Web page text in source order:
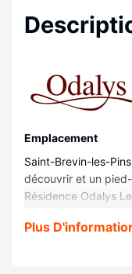
Emplacement
Saint-Brevin-les-
découvrir et un
Résidence Odalys
minutes à pied de
Plus